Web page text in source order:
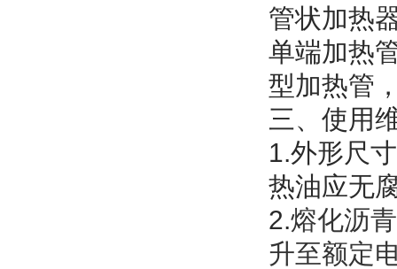
管状加热
单端加热
型加热管
三、使用
1.外形尺
热油应无
2.熔化沥
升至额定